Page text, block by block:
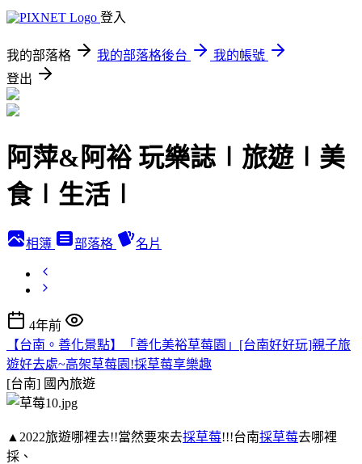
登入
我的部落格 我的部落格後台
我的帳號
登出
阿萍&阿裕 玩樂誌∣旅遊∣美
食∣生活∣
相簿 部落格 名片
4年前
【台南。善化景點】「善化美裕草莓園」[台南好好玩]親子旅
遊好去處~高架草莓園!採草莓享樂趣
[台南] 國內旅遊
▲2022旅遊哪裡去!!當然要來去採草莓!!!台南採草莓去哪裡
採、